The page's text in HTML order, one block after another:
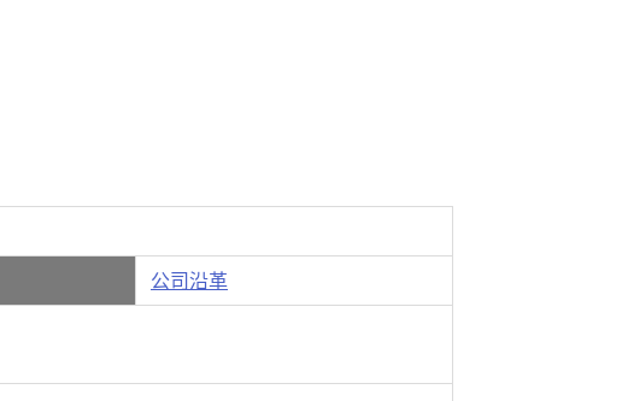
公司沿革